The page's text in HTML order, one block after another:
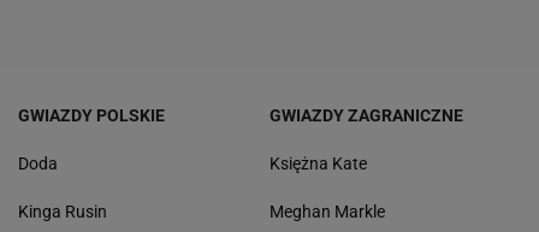
GWIAZDY POLSKIE
Doda
Kinga Rusin
GWIAZDY ZAGRANICZNE
Księżna Kate
Meghan Markle